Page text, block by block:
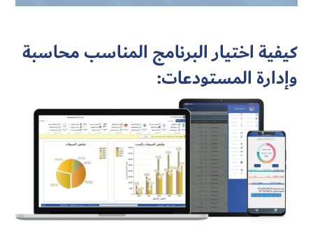
كيفية اختيار البرنامج المناسب محاسبة
وإدارة المستودعات: